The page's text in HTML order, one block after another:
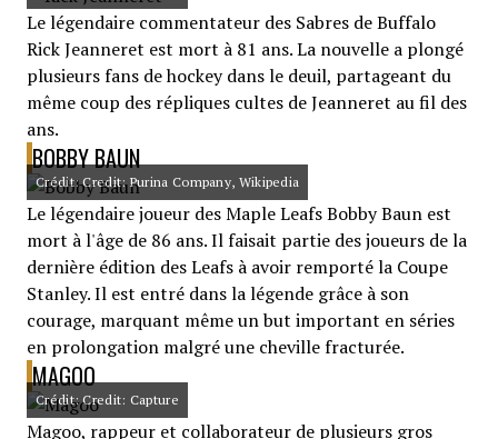
Le légendaire commentateur des Sabres de Buffalo
Rick Jeanneret est mort à 81 ans. La nouvelle a plongé
plusieurs fans de hockey dans le deuil, partageant du
même coup des répliques cultes de Jeanneret au fil des
ans.
BOBBY BAUN
Crédit: Credit: Purina Company, Wikipedia
Le légendaire joueur des Maple Leafs Bobby Baun est
mort à l'âge de 86 ans. Il faisait partie des joueurs de la
dernière édition des Leafs à avoir remporté la Coupe
Stanley. Il est entré dans la légende grâce à son
courage, marquant même un but important en séries
en prolongation malgré une cheville fracturée.
MAGOO
Crédit: Credit: Capture
Magoo, rappeur et collaborateur de plusieurs gros